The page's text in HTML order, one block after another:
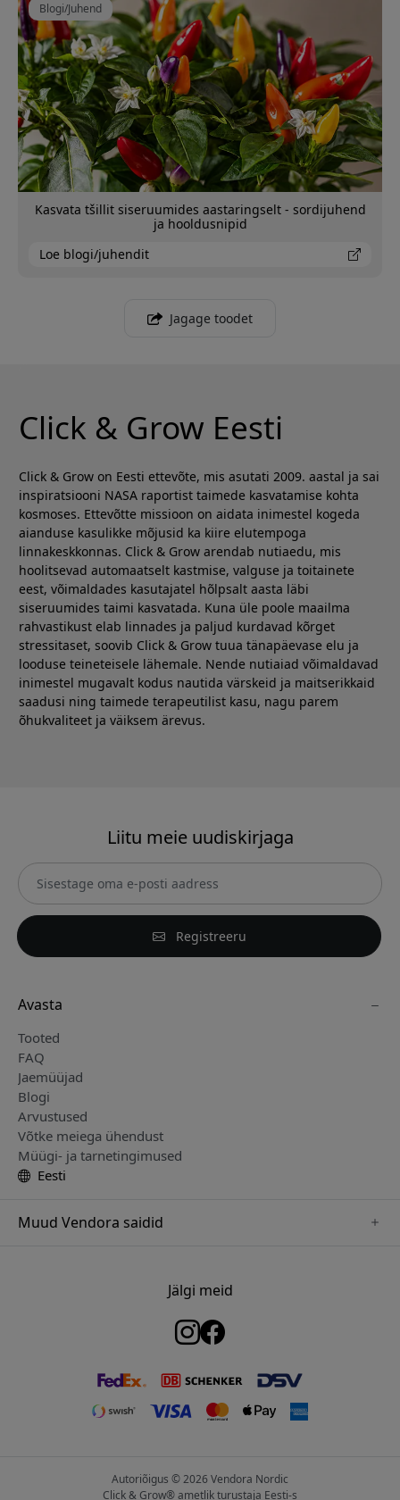
Blogi/Juhend
Kasvata tšillit siseruumides aastaringselt - sordijuhend
ja hooldusnipid
Loe blogi/juhendit
Jagage toodet
Click & Grow Eesti
Click & Grow on Eesti ettevõte, mis asutati 2009. aastal ja sai
inspiratsiooni NASA raportist taimede kasvatamise kohta
kosmoses. Ettevõtte missioon on aidata inimestel kogeda
aianduse kasulikke mõjusid ka kiire elutempoga
linnakeskkonnas. Click & Grow arendab nutiaedu, mis
hoolitsevad automaatselt kastmise, valguse ja toitainete
eest, võimaldades kasutajatel hõlpsalt aasta läbi
siseruumides taimi kasvatada. Kuna üle poole maailma
rahvastikust elab linnades ja paljud kurdavad kõrget
stressitaset, soovib Click & Grow tuua tänapäevase elu ja
looduse teineteisele lähemale. Nende nutiaiad võimaldavad
inimestel mugavalt kodus nautida värskeid ja maitserikkaid
saadusi ning taimede terapeutilist kasu, nagu parem
õhukvaliteet ja väiksem ärevus.
Liitu meie uudiskirjaga
Registreeru
Avasta
Tooted
FAQ
Jaemüüjad
Blogi
Arvustused
Võtke meiega ühendust
Müügi- ja tarnetingimused
Eesti
Muud Vendora saidid
www.plaud.se
Jälgi meid
Autoriõigus © 2026 Vendora Nordic
Click & Grow® ametlik turustaja Eesti-s